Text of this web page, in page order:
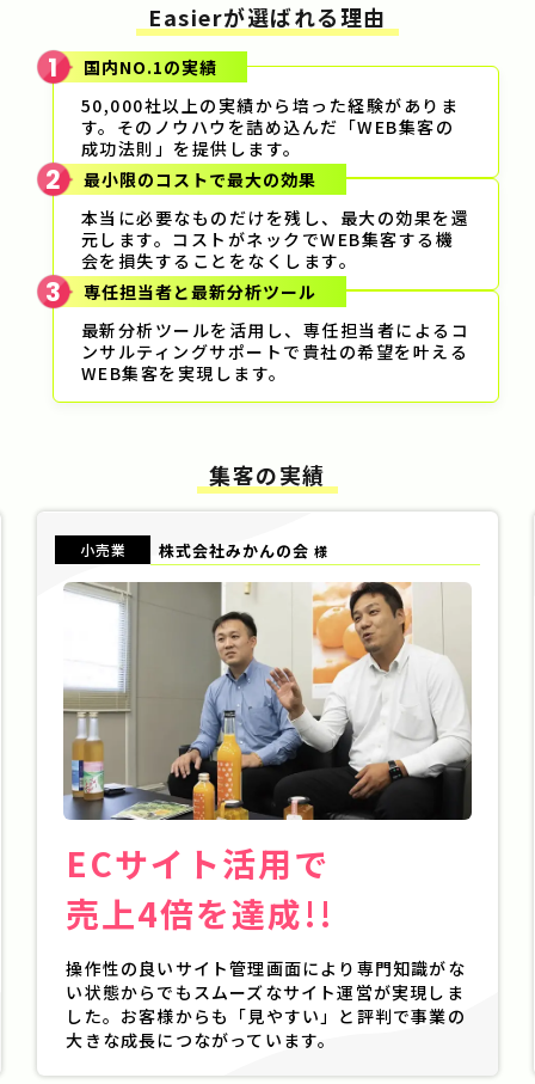
Easierが選ばれる理由
1
国内NO.1の実績
50,000社以上の実績から培った経験がありま
す。 そのノウハウを詰め込んだ「WEB集客の
成功法則」を提供します。
2
最小限のコストで最大の効果
本当に必要なものだけを残し、最大の効果を還
元します。 コストがネックでWEB集客する機
会を損失することをなくします。
3
専任担当者と最新分析ツール
最新分析ツールを活用し、専任担当者によるコ
ンサルティングサポートで貴社の希望を叶える
WEB集客を実現します。
集客の実績
小売業 株式会社みかんの会 様
ECサイト活用で
売上4倍を達成!!
操作性の良いサイト管理画面により専門知識がな
い状態からでもスムーズなサイト運営が実現しま
した。お客様からも「見やすい」と評判で事業の
大きな成長につながっています。